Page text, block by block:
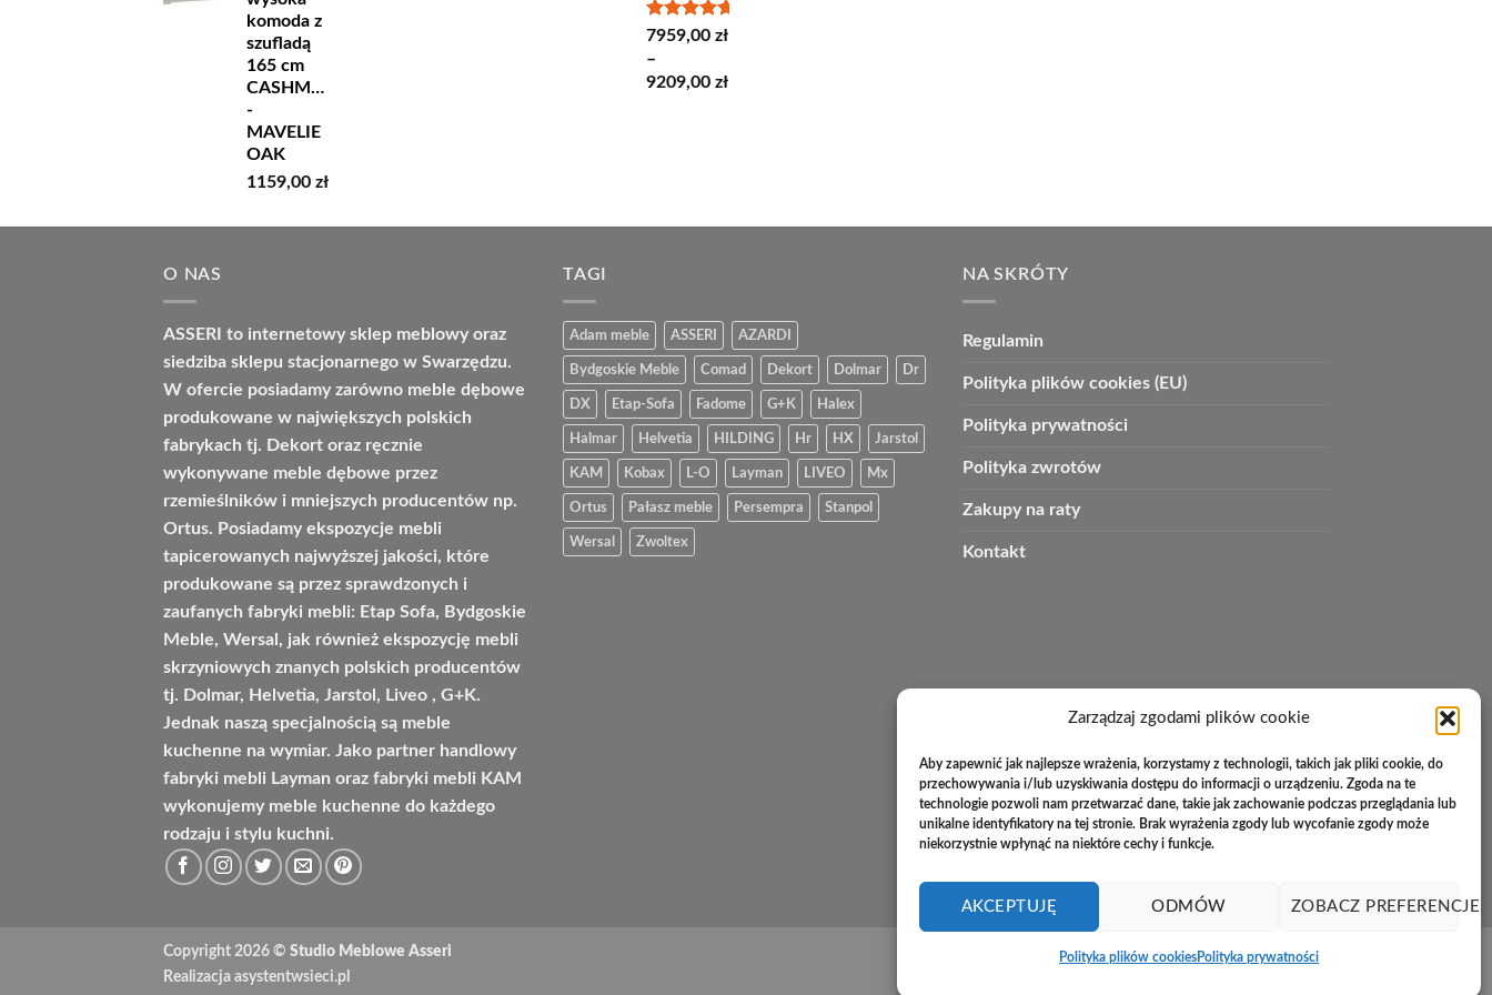
Zarządzaj zgodami plików cookie
Aby zapewnić jak najlepsze wrażenia, korzystamy z technologii, takich jak pliki cookie, do
przechowywania i/lub uzyskiwania dostępu do informacji o urządzeniu. Zgoda na te
technologie pozwoli nam przetwarzać dane, takie jak zachowanie podczas przeglądania lub
unikalne identyfikatory na tej stronie. Brak wyrażenia zgody lub wycofanie zgody może
niekorzystnie wpłynąć na niektóre cechy i funkcje.
AKCEPTUJĘ ODMÓW ZOBACZ PREFERENCJE
Polityka plików cookiesPolityka prywatności
komoda z
szufladą
165 cm
CASHMERE
-
MAVELIE
OAK
1159,00 zł
Oceniono
7959,00 zł
–
9209,00 złZakres
O NAS
ASSERI to internetowy sklep meblowy oraz
siedziba sklepu stacjonarnego w Swarzędzu.
W ofercie posiadamy zarówno meble dębowe
produkowane w największych polskich
fabrykach tj. Dekort oraz ręcznie
wykonywane meble dębowe przez
rzemieślników i mniejszych producentów np.
Ortus. Posiadamy ekspozycje mebli
tapicerowanych najwyższej jakości, które
produkowane są przez sprawdzonych i
zaufanych fabryki mebli: Etap Sofa, Bydgoskie
Meble, Wersal, jak również ekspozycję mebli
skrzyniowych znanych polskich producentów
tj. Dolmar, Helvetia, Jarstol, Liveo , G+K.
Jednak naszą specjalnością są meble
kuchenne na wymiar. Jako partner handlowy
fabryki mebli Layman oraz fabryki mebli KAM
wykonujemy meble kuchenne do każdego
rodzaju i stylu kuchni.
TAGI
Adam meble ASSERI AZARDI
Bydgoskie Meble Comad Dekort Dolmar Dr
DX Etap-Sofa Fadome G+K Halex
Halmar Helvetia HILDING Hr HX Jarstol
KAM Kobax L-O Layman LIVEO Mx
Ortus Pałasz meble Persempra Stanpol
Wersal Zwoltex
NA SKRÓTY
Regulamin
Polityka plików cookies (EU)
Polityka prywatności
Polityka zwrotów
Zakupy na raty
Kontakt
PayU
Cash
Cash
Copyright 2026 © Studio Meblowe Asseri
Realizacja asystentwsieci.pl